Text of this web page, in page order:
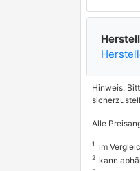
Hinweis:
Alle
1 im
2 kann